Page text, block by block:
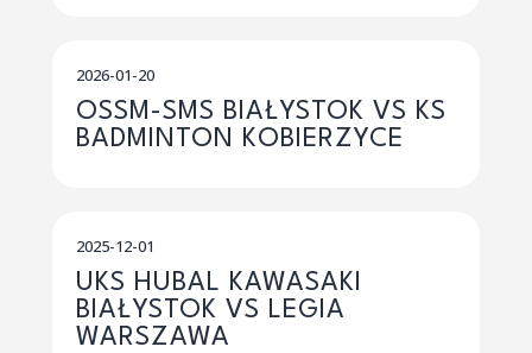
2026-01-20
OSSM-SMS BIAŁYSTOK VS KS
BADMINTON KOBIERZYCE
2025-12-01
UKS HUBAL KAWASAKI
BIAŁYSTOK VS LEGIA
WARSZAWA